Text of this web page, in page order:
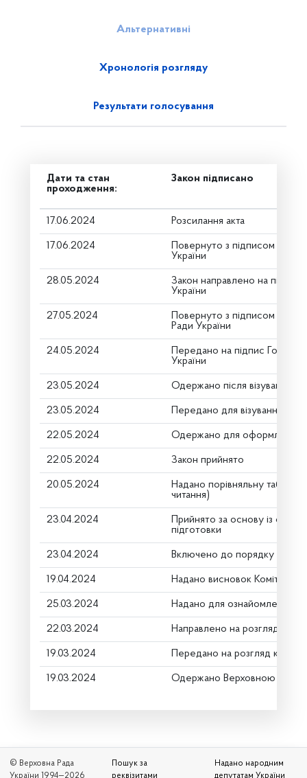
Альтернативні
Хронологія розгляду
Результати голосування
Дати та стан
проходження:
Закон підписано
17.06.2024 Розсилання акта
17.06.2024
Повернуто з підписом від
України
28.05.2024
Закон направлено на підпис
України
27.05.2024
Повернуто з підписом
Ради України
24.05.2024
Передано на підпис Голові
України
23.05.2024 Одержано після візування
23.05.2024 Передано для візування в
22.05.2024 Одержано для оформлення
22.05.2024 Закон прийнято
20.05.2024
Надано порівняльну
читання)
23.04.2024
Прийнято за основу із
підготовки
23.04.2024 Включено до порядку
19.04.2024 Надано висновок Комітету
25.03.2024 Надано для ознайомлення
22.03.2024 Направлено на розгляд
19.03.2024 Передано на розгляд
19.03.2024 Одержано Верховною Радою
© Верховна Рада
України 1994—2026
Пошук за
реквізитами
Надано народним
депутатам України